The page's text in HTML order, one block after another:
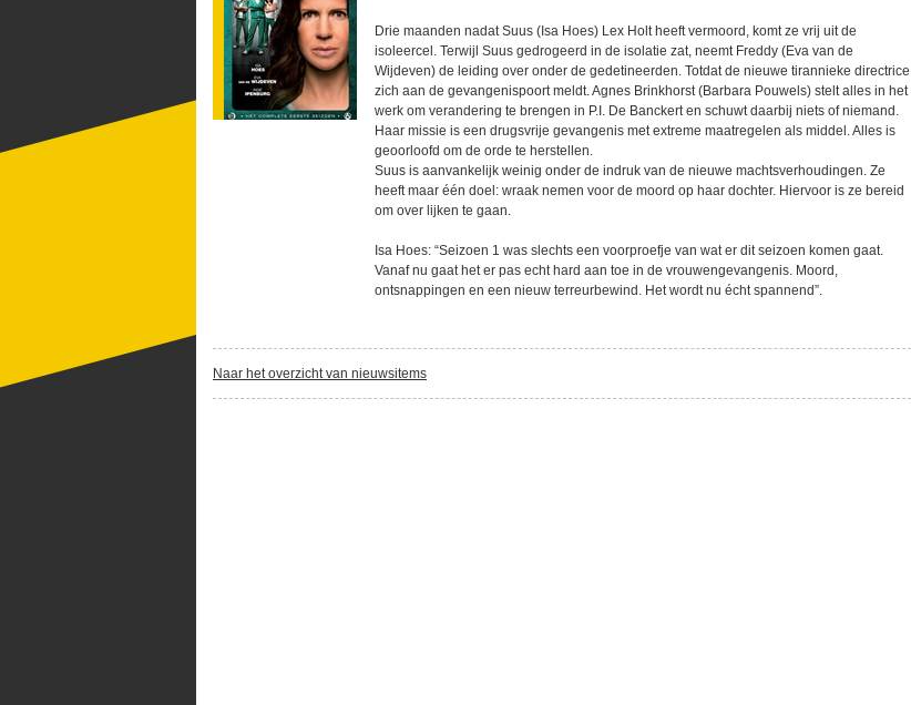
Drie maanden nadat Suus (Isa Hoes) Lex Holt heeft vermoord, komt ze vrij uit de
isoleercel. Terwijl Suus gedrogeerd in de isolatie zat, neemt Freddy (Eva van de
Wijdeven) de leiding over onder de gedetineerden. Totdat de nieuwe tirannieke directrice
zich aan de gevangenispoort meldt. Agnes Brinkhorst (Barbara Pouwels) stelt alles in het
werk om verandering te brengen in P.I. De Banckert en schuwt daarbij niets of niemand.
Haar missie is een drugsvrije gevangenis met extreme maatregelen als middel. Alles is
geoorloofd om de orde te herstellen.
Suus is aanvankelijk weinig onder de indruk van de nieuwe machtsverhoudingen. Ze
heeft maar één doel: wraak nemen voor de moord op haar dochter. Hiervoor is ze bereid
om over lijken te gaan.
Isa Hoes: “Seizoen 1 was slechts een voorproefje van wat er dit seizoen komen gaat.
Vanaf nu gaat het er pas echt hard aan toe in de vrouwengevangenis. Moord,
ontsnappingen en een nieuw terreurbewind. Het wordt nu écht spannend”.
Naar het overzicht van nieuwsitems